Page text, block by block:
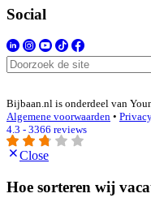
Social
Bijbaan.nl is onderdeel van
Algemene voorwaarden •
4.3 - 3366 reviews
Close
Hoe sorteren wij